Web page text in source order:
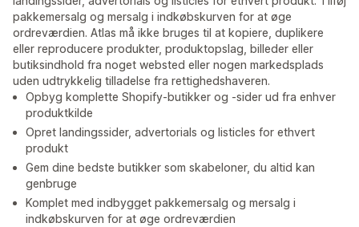
pakkemersalg og mersalg i indkøbskurven for at øge
ordreværdien. Atlas må ikke bruges til at kopiere, duplikere
eller reproducere produkter, produktopslag, billeder eller
butiksindhold fra noget websted eller nogen markedsplads
uden udtrykkelig tilladelse fra rettighedshaveren.
Opbyg komplette Shopify-butikker og -sider ud fra enhver
produktkilde
Opret landingssider, advertorials og listicles for ethvert
produkt
Gem dine bedste butikker som skabeloner, du altid kan
genbruge
Komplet med indbygget pakkemersalg og mersalg i
indkøbskurven for at øge ordreværdien